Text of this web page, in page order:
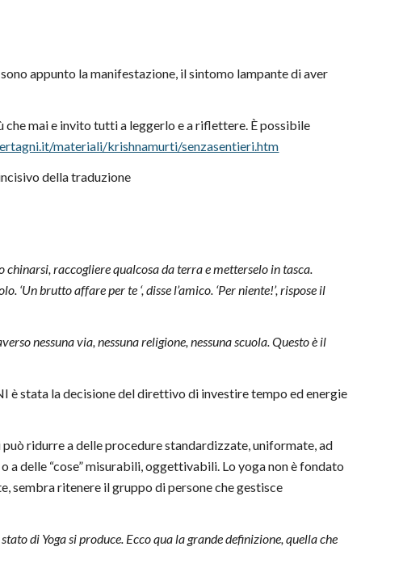
appunto la manifestazione, il sintomo lampante di aver
mai e invito tutti a leggerlo e a riflettere. È possibile
materiali/krishnamurti/senzasentieri.htm
della traduzione
raccogliere qualcosa da terra e metterselo in tasca.
‘Un brutto affare per te ‘, disse l’amico. ‘Per niente!’, rispose il
nessuna via, nessuna religione, nessuna scuola. Questo è il
è stata la decisione del direttivo di investire tempo ed energie
ridurre a delle procedure standardizzate, uniformate, ad
delle “cose” misurabili, oggettivabili. Lo yoga non è fondato
sembra ritenere il gruppo di persone che gestisce
di Yoga si produce. Ecco qua la grande definizione, quella che